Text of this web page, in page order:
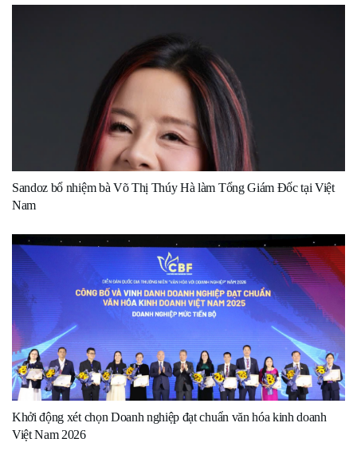
Sandoz bổ nhiệm bà Võ Thị Thúy Hà làm Tổng Giám Đốc tại Việt
Nam
Khởi động xét chọn Doanh nghiệp đạt chuẩn văn hóa kinh doanh
Việt Nam 2026